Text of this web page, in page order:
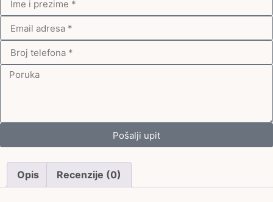
Pošalji upit
Opis Recenzije (0)